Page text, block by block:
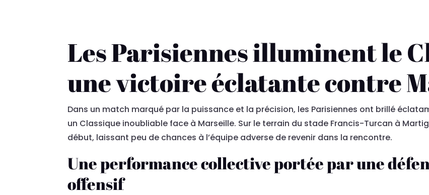
Les Parisiennes illuminent le
une victoire éclatante contre
Dans un match marqué par la puissance et la précision, les Parisiennes ont brillé
un Classique inoubliable face à Marseille. Sur le terrain du stade Francis-Turcan à
début, laissant peu de chances à l’équipe adverse de revenir dans la rencontre.
Une performance collective portée par une
offensif